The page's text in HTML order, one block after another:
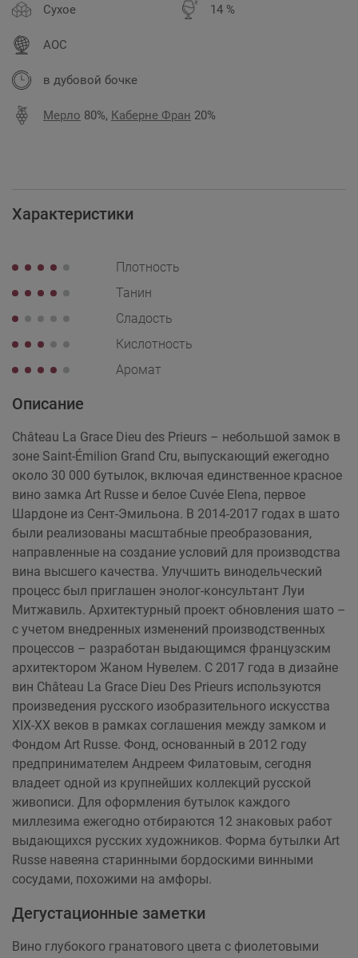
Сухое 14 %
AOC
в дубовой бочке
Мерло 80%, Каберне Фран 20%
Характеристики
Плотность
Танин
Сладость
Кислотность
Аромат
Описание
Château La Grace Dieu des Prieurs – небольшой замок в
зоне Saint-Émilion Grand Cru, выпускающий ежегодно
около 30 000 бутылок, включая единственное красное
вино замка Art Russe и белое Cuvée Elena, первое
Шардоне из Сент-Эмильона. В 2014-2017 годах в шато
были реализованы масштабные преобразования,
направленные на создание условий для производства
вина высшего качества. Улучшить винодельческий
процесс был приглашен энолог-консультант Луи
Митжавиль. Архитектурный проект обновления шато –
с учетом внедренных изменений производственных
процессов – разработан выдающимся французским
архитектором Жаном Нувелем. С 2017 года в дизайне
вин Château La Grace Dieu Des Prieurs используются
произведения русского изобразительного искусства
ХIХ-ХХ веков в рамках соглашения между замком и
Фондом Art Russe. Фонд, основанный в 2012 году
предпринимателем Андреем Филатовым, сегодня
владеет одной из крупнейших коллекций русской
живописи. Для оформления бутылок каждого
миллезима ежегодно отбираются 12 знаковых работ
выдающихся русских художников. Форма бутылки Art
Russe навеяна старинными бордоскими винными
сосудами, похожими на амфоры.
Дегустационные заметки
Вино глубокого гранатового цвета с фиолетовыми